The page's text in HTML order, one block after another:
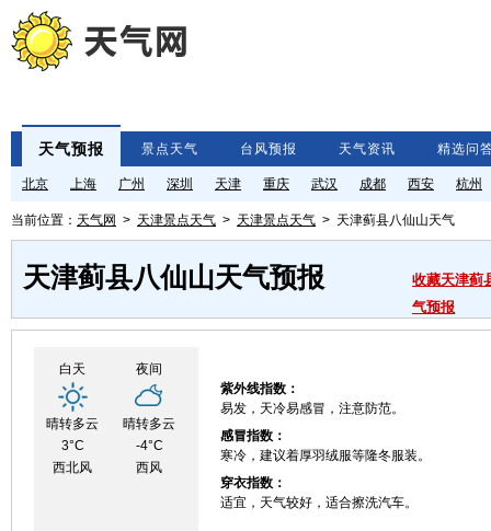
天气预报 景点天气 台风预报 天气资讯 精选问
北京 上海 广州 深圳 天津 重庆 武汉 成都 西安 杭州
当前位置： 天气网 > 天津景点天气 > 天津景点天气 > 天津蓟县八仙山天气
天津蓟县八仙山天气预报
收藏天津蓟
气预报
白天
晴转多云
3°C
西北风
夜间
晴转多云
-4°C
西风
紫外线指数：
易发，天冷易感冒，注意防范。
感冒指数：
寒冷，建议着厚羽绒服等隆冬服装。
穿衣指数：
适宜，天气较好，适合擦洗汽车。